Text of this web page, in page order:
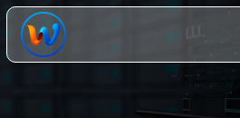
Chuyển
đến
dung